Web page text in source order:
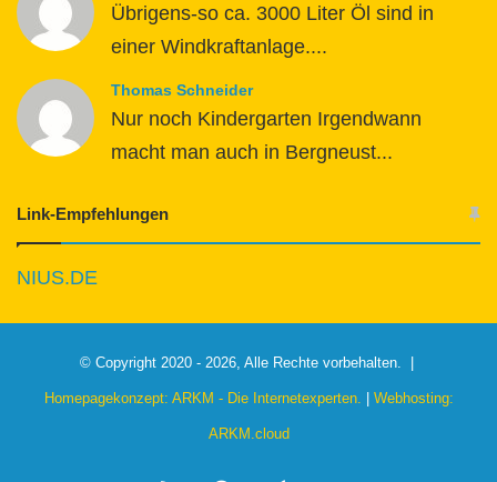
Übrigens-so ca. 3000 Liter Öl sind in
einer Windkraftanlage....
Thomas Schneider
Nur noch Kindergarten Irgendwann
macht man auch in Bergneust...
Link-Empfehlungen
NIUS.DE
© Copyright 2020 - 2026, Alle Rechte vorbehalten. |
Homepagekonzept: ARKM - Die Internetexperten. Webhosting:
ARKM.cloud